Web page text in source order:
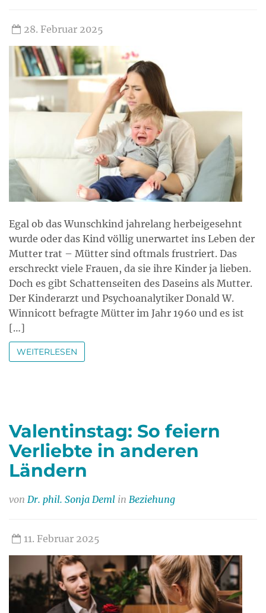
28. Februar 2025
Egal ob das Wunschkind jahrelang herbeigesehnt
wurde oder das Kind völlig unerwartet ins Leben der
Mutter trat – Mütter sind oftmals frustriert. Das
erschreckt viele Frauen, da sie ihre Kinder ja lieben.
Doch es gibt Schattenseiten des Daseins als Mutter.
Der Kinderarzt und Psychoanalytiker Donald W.
Winnicott befragte Mütter im Jahr 1960 und es ist
[…]
WEITERLESEN
Valentinstag: So feiern
Verliebte in anderen
Ländern
von Dr. phil. Sonja Deml in Beziehung
11. Februar 2025